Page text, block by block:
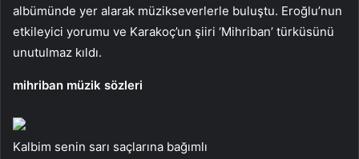
albümünde yer alarak müzikseverlerle buluştu. Eroğlu’nun
etkileyici yorumu ve Karakoç’un şiiri ‘Mihriban’ türküsünü
unutulmaz kıldı.
mihriban müzik sözleri
Kalbim senin sarı saçlarına bağımlı